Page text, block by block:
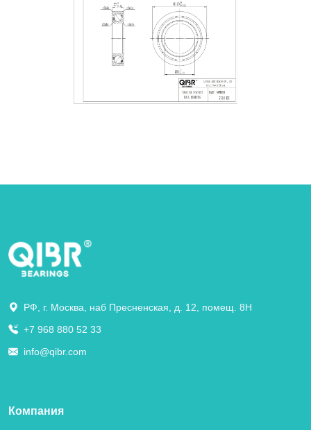
РФ, г. Москва, наб Пресненская, д. 12, помещ. 8Н
+7 968 880 52 33
info@qibr.com
Компания